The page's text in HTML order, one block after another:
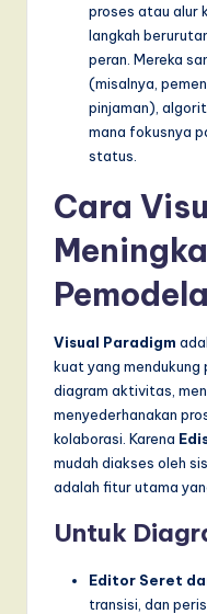
proses atau alur
langkah
peran. Mereka
(misalnya,
pinjaman),
mana fokusnya
status.
Cara
Visual Paradigm
kuat yang
diagram aktivitas,
menyederhanakan
kolaborasi. Karena
mudah diakses oleh
adalah fitur utama
Untuk
Editor Seret
transisi, dan